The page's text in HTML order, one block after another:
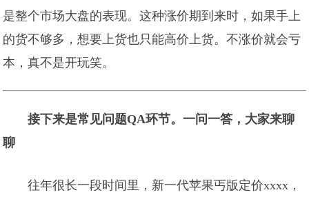
是整个市场大盘的表现。这种涨价期到来时，如果手上
的货不够多，想要上货也只能高价上货。不涨价就会亏
本，真不是开玩笑。
接下来是常见问题QA环节。一问一答，大家来聊
聊
往年很长一段时间里，新一代苹果丐版定价xxxx，